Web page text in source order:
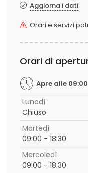
Aggiorna i dati
Orari e servizi
Orari di
Apre alle 09:00
Lunedì
Chiuso
Martedì
09:00 - 18:30
Mercoledì
09:00 - 18:30